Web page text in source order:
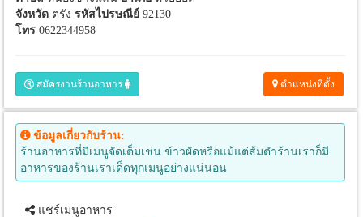
จังหวัด ตรัง รหัสไปรษณีย์ 92130
โทร 0622344958
สมัครงานร้านอาหาร ตำแหน่งที่ตั้ง
ข้อมูลเกี่ยวกับร้าน:
ร้านอาหารที่มีเมนูจัดเต็มเช่น ข้าวผัดหรือแม้แต่ส้มตำร้านเราก็มี
อาหารของร้านเราเด็ดทุกเมนูอย่างแน่นอน
แชร์เมนูอาหาร